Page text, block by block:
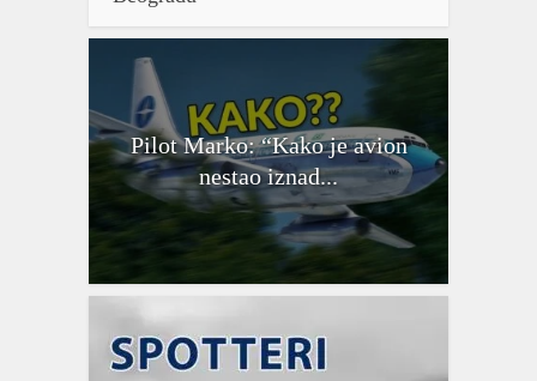
Pilot Marko: “Kako je avion
nestao iznad...